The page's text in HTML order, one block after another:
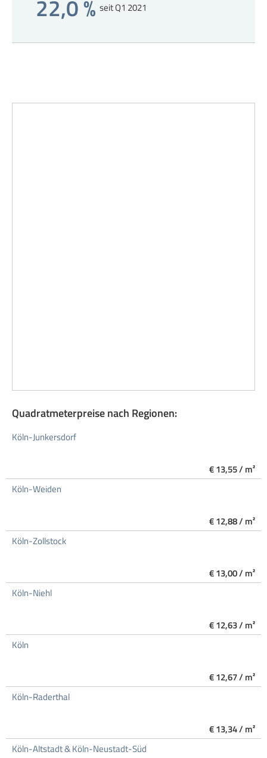
22,0 % seit Q1 2021
Quadratmeterpreise nach Regionen:
Köln-Junkersdorf
€ 13,55 / m²
Köln-Weiden
€ 12,88 / m²
Köln-Zollstock
€ 13,00 / m²
Köln-Niehl
€ 12,63 / m²
Köln
€ 12,67 / m²
Köln-Raderthal
€ 13,34 / m²
Köln-Altstadt & Köln-Neustadt-Süd